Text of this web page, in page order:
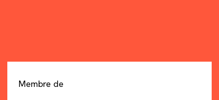
Membre de